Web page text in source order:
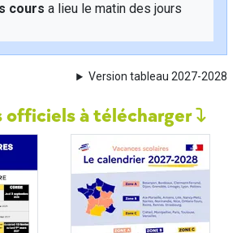
cours a lieu le matin des jours
Version tableau 2027-2028
officiels à télécharger